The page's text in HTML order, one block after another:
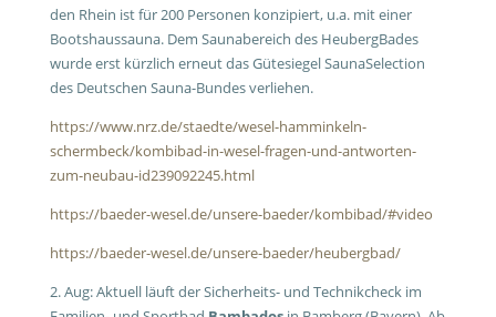
den Rhein ist für 200 Personen konzipiert, u.a. mit einer
Bootshaussauna. Dem Saunabereich des HeubergBades
wurde erst kürzlich erneut das Gütesiegel SaunaSelection
des Deutschen Sauna-Bundes verliehen.
https://www.nrz.de/staedte/wesel-hamminkeln-
schermbeck/kombibad-in-wesel-fragen-und-antworten-
zum-neubau-id239092245.html
https://baeder-wesel.de/unsere-baeder/kombibad/#video
https://baeder-wesel.de/unsere-baeder/heubergbad/
2. Aug: Aktuell läuft der Sicherheits- und Technikcheck im